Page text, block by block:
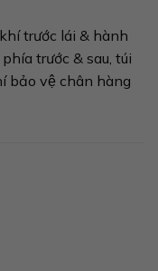
trước lái & hành
trước & sau, túi
bảo vệ chân hàng